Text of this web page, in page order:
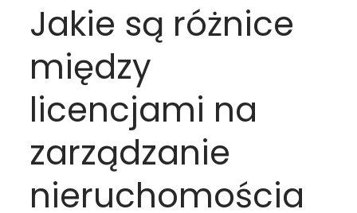
Jakie są różnice
między
licencjami na
zarządzanie
nieruchomościa